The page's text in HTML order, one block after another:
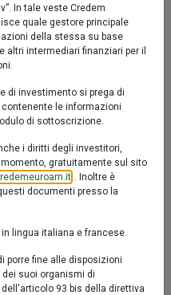
Term Government
il capitale investito.
sociali e di
In tale veste Credem
quale gestore principale
della stessa su base
altri intermediari finanziari per il
di investimento si prega di
le informazioni
di sottoscrizione.
i diritti degli investitori,
gratuitamente sul sito
). Inoltre è
documenti presso la
lingua italiana e francese.
porre fine alle disposizioni
suoi organismi di
93 bis della direttiva